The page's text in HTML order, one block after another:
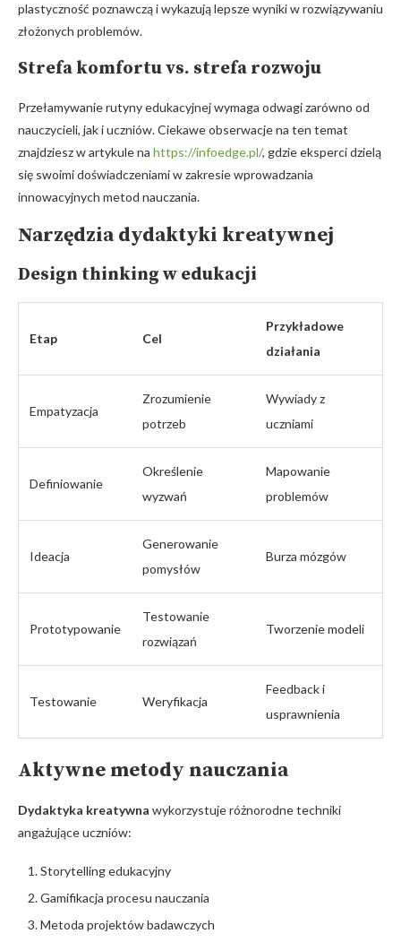
plastyczność poznawczą i wykazują lepsze wyniki w rozwiązywaniu
złożonych problemów.
Strefa komfortu vs. strefa rozwoju
Przełamywanie rutyny edukacyjnej wymaga odwagi zarówno od
nauczycieli, jak i uczniów. Ciekawe obserwacje na ten temat
znajdziesz w artykule na https://infoedge.pl/, gdzie eksperci dzielą
się swoimi doświadczeniami w zakresie wprowadzania
innowacyjnych metod nauczania.
Narzędzia dydaktyki kreatywnej
Design thinking w edukacji
Etap Cel
Przykładowe
działania
Empatyzacja
Zrozumienie
potrzeb
Wywiady z
uczniami
Definiowanie
Określenie
wyzwań
Mapowanie
problemów
Ideacja
Generowanie
pomysłów
Burza mózgów
Prototypowanie
Testowanie
rozwiązań
Tworzenie modeli
Testowanie Weryfikacja
Feedback i
usprawnienia
Aktywne metody nauczania
Dydaktyka kreatywna wykorzystuje różnorodne techniki
angażujące uczniów:
Storytelling edukacyjny
Gamifikacja procesu nauczania
Metoda projektów badawczych